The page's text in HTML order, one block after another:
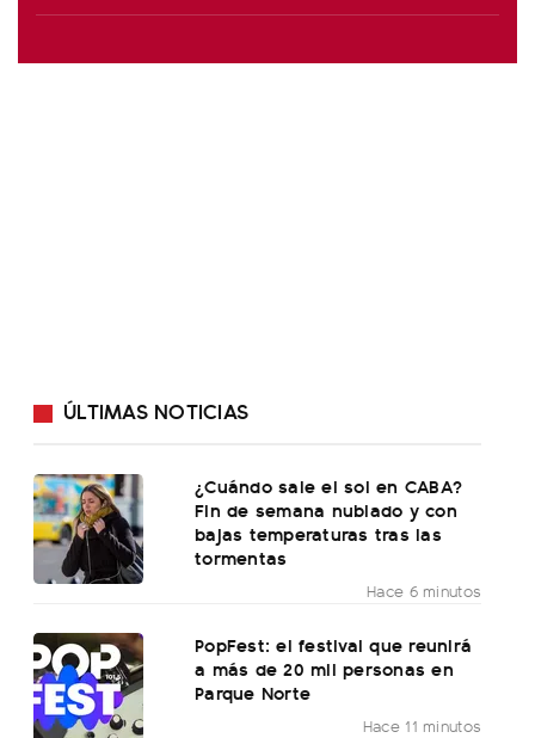
ÚLTIMAS NOTICIAS
¿Cuándo sale el sol en CABA?
Fin de semana nublado y con
bajas temperaturas tras las
tormentas
Hace 6 minutos
PopFest: el festival que reunirá
a más de 20 mil personas en
Parque Norte
Hace 11 minutos